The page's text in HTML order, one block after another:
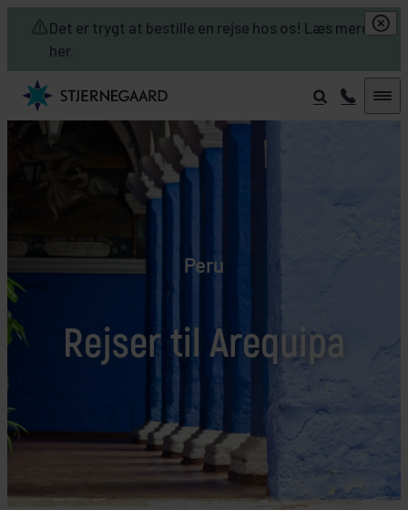
Det er trygt at bestille en rejse hos os! Læs mere
her.
Skip to main content
Rejser til Arequipa
Peru